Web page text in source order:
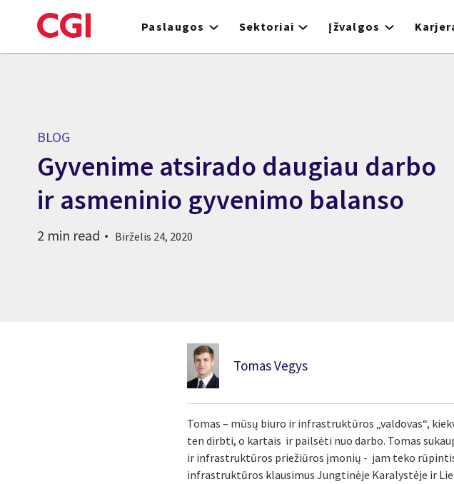
to
Paslaugos Sektoriai Įžvalgos
BLOG
Gyvenime atsirado daugiau darbo
ir asmeninio gyvenimo balanso
2 min read Birželis 24, 2020
Tomas Vegys
Tomas – mūsų biuro ir infrastruktūros „valdovas“,
ten dirbti, o kartais ir pailsėti nuo darbo. Tomas
ir infrastruktūros priežiūros įmonių - jam teko
infrastruktūros klausimus Jungtinėje Karalystėje ir